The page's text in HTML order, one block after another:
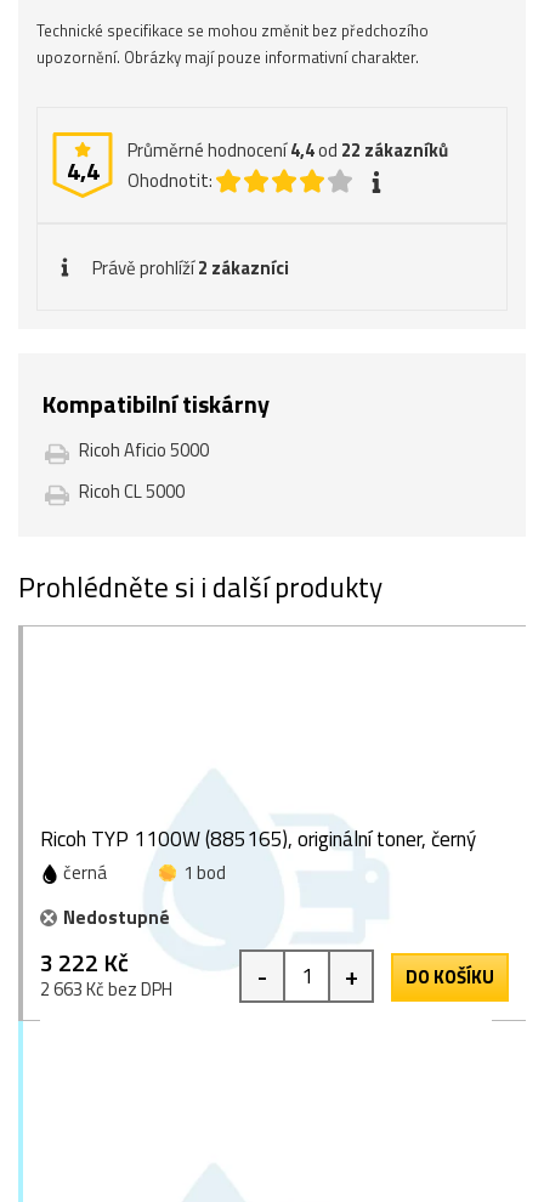
Technické specifikace se mohou změnit bez předchozího
upozornění. Obrázky mají pouze informativní charakter.
4,4
Průměrné hodnocení4,4od 22 zákazníků
Ohodnotit:
Právě prohlíží2 zákazníci
Kompatibilní tiskárny
Ricoh Aficio 5000
Ricoh CL 5000
Prohlédněte si i další produkty
Ricoh TYP 1100W (885165), originální toner, černý
černá
1 bod
Nedostupné
3 222 Kč
2 663 Kč bez DPH - + DO KOŠÍKU